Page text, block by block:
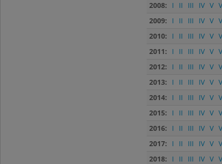
2008:
I II III IV V
2009:
I II III IV V
2010:
I II III IV V
2011:
I II III IV V
2012:
I II III IV V
2013:
I II III IV V
2014:
I II III IV V
2015:
I II III IV V
2016:
I II III IV V
2017:
I II III IV V
2018:
I II III IV V